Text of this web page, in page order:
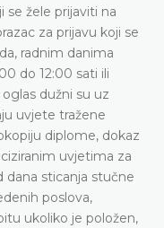
se žele prijaviti na
za prijavu koji se
radnim danima
do 12:00 sati ili
dužni su uz
uvjete tražene
diplome, dokaz
uvjetima za
dana sticanja stučne
poslova,
ukoliko je položen,